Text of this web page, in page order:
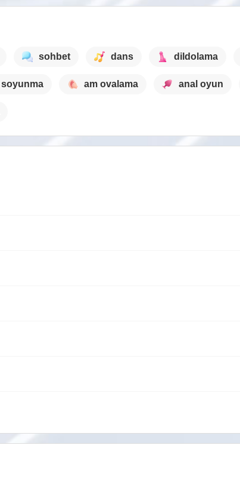
sohbet dans dildolama
soyunma am ovalama anal oyun